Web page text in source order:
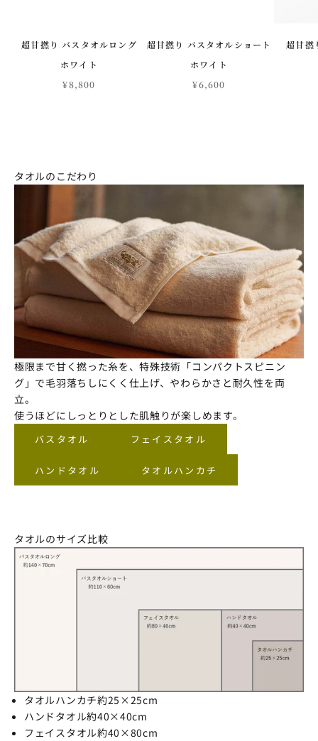
超甘撚り バスタオルロング
ホワイト
¥8,800
超甘撚り バスタオルショート
ホワイト
¥6,600
超甘撚
タオルのこだわり
極限まで甘く撚った糸を、特殊技術「コンパクトスピニン
グ」で毛羽落ちしにくく仕上げ、やわらかさと耐久性を両
立。
使うほどにしっとりとした肌触りが楽しめます。
バスタオル フェイスタオル
ハンドタオル タオルハンカチ
タオルのサイズ比較
タオルハンカチ約25×25cm
ハンドタオル約40×40cm
フェイスタオル約40×80cm